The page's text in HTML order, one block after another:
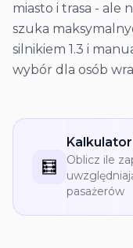
miasto i trasa - ale
szuka
silnikiem 1.3 i
wybór dla osób
🧮
Oblicz ile
pasażerów